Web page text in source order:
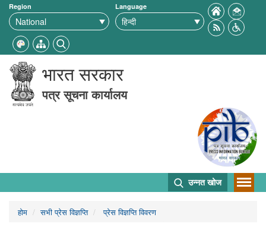
Region Language
भारत सरकार
पत्र सूचना कार्यालय
उन्नत खोज
होम सभी प्रेस विज्ञप्ति प्रेस विज्ञप्ति विवरण